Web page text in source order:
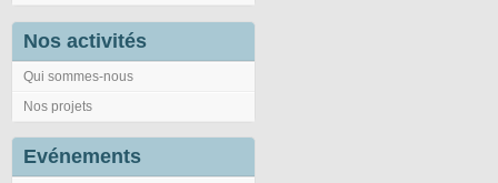
Nos activités
Qui sommes-nous
Nos projets
Evénements